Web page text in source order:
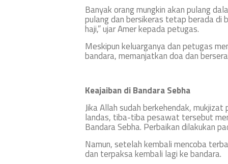
Banyak orang mungkin akan pulang
pulang dan bersikeras tetap berada di
haji,” ujar Amer kepada petugas.
Meskipun keluarganya dan petugas
bandara, memanjatkan doa dan
Keajaiban di Bandara Sebha
Jika Allah sudah berkehendak,
landas, tiba-tiba pesawat tersebut
Bandara Sebha. Perbaikan dilakukan
Namun, setelah kembali mencoba
dan terpaksa kembali lagi ke bandara.